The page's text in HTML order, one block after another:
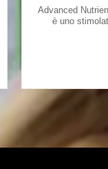
Advanced
è uno